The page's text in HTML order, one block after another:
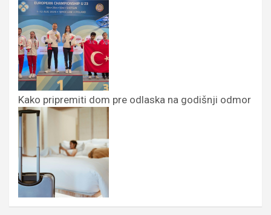
Kako pripremiti dom pre odlaska na godišnji odmor